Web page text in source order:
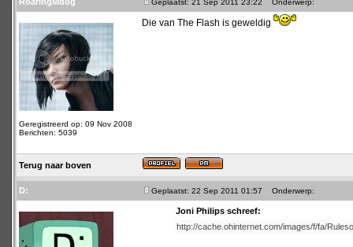
Geplaatst: 21 Sep 2011 23:22 Onderwerp:
Geregistreerd op: 09 Nov 2008
Berichten: 5039
Die van The Flash is geweldig
Terug naar boven
D: Geplaatst: 22 Sep 2011 01:57 Onderwerp:
Joni Philips schreef:
http://cache.ohinternet.com/images/f/fa/